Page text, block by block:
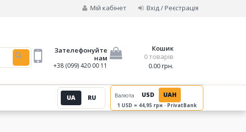
Мій кабінет Вхід / Реєстрація
Зателефонуйте
нам
+38 (099) 420 00 11
Кошик
0 товарів
0.00 грн.
UA RU Валюта USD UAH
1 USD = 44,95 грн · PrivatBank